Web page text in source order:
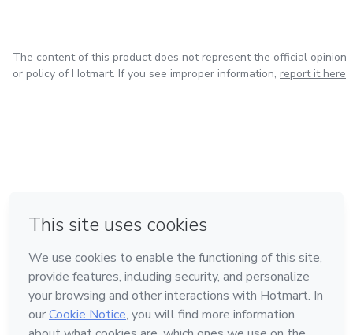
The content of this product does not represent the official opinion
or policy of Hotmart. If you see improper information, report it here
Made with❤ in Belo Horizonte
Learn about Hotmart